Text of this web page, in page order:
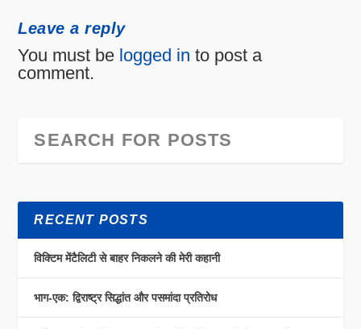
Leave a reply
You must be logged in to post a
comment.
RECENT POSTS
विक्टिम मेंटैलिटी से बाहर निकलने की मेरी कहानी
भाग-एक: द्विराष्ट्र सिद्धांत और पसमांदा प्रतिरोध